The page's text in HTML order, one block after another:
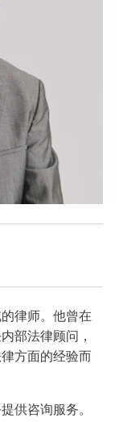
律师。他曾在
部法律顾问，
方面的经验而
供咨询服务。